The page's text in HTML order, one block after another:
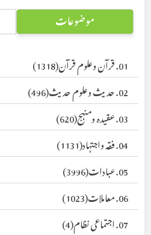
موضوعات
01. قرآن وعلوم قرآن
(1318)
02. حدیث وعلوم حدیث
(496)
03. عقیدہ ومنہج
(620)
04. فقہ واجتہاد
(1131)
05. عبادات
(3996)
06. معاملات
(1023)
07. اجتماعی نظام
(4)